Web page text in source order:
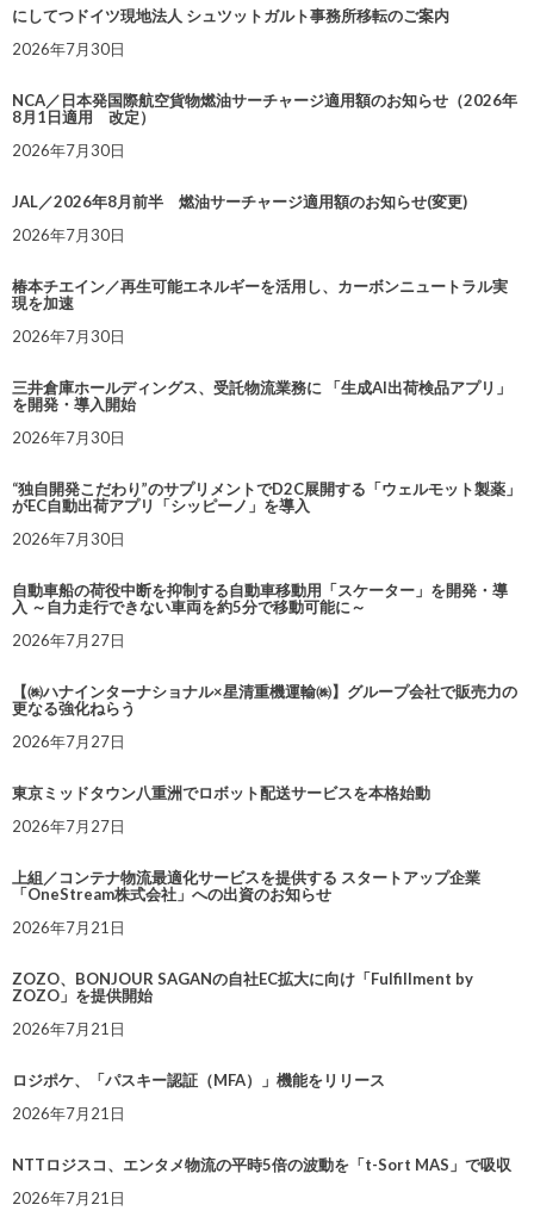
にしてつドイツ現地法人 シュツットガルト事務所移転のご案内
2026年7月30日
NCA／日本発国際航空貨物燃油サーチャージ適用額のお知らせ（2026年
8月1日適用 改定）
2026年7月30日
JAL／2026年8月前半 燃油サーチャージ適用額のお知らせ(変更)
2026年7月30日
椿本チエイン／再生可能エネルギーを活用し、カーボンニュートラル実
現を加速
2026年7月30日
三井倉庫ホールディングス、受託物流業務に 「生成AI出荷検品アプリ」
を開発・導入開始
2026年7月30日
“独自開発こだわり”のサプリメントでD2C展開する「ウェルモット製薬」
がEC自動出荷アプリ「シッピーノ」を導入
2026年7月30日
自動車船の荷役中断を抑制する自動車移動用「スケーター」を開発・導
入 ～自力走行できない車両を約5分で移動可能に～
2026年7月27日
【㈱ハナインターナショナル×星清重機運輸㈱】グループ会社で販売力の
更なる強化ねらう
2026年7月27日
東京ミッドタウン八重洲でロボット配送サービスを本格始動
2026年7月27日
上組／コンテナ物流最適化サービスを提供する スタートアップ企業
「OneStream株式会社」への出資のお知らせ
2026年7月21日
ZOZO、BONJOUR SAGANの自社EC拡大に向け「Fulfillment by
ZOZO」を提供開始
2026年7月21日
ロジポケ、「パスキー認証（MFA）」機能をリリース
2026年7月21日
NTTロジスコ、エンタメ物流の平時5倍の波動を「t-Sort MAS」で吸収
2026年7月21日